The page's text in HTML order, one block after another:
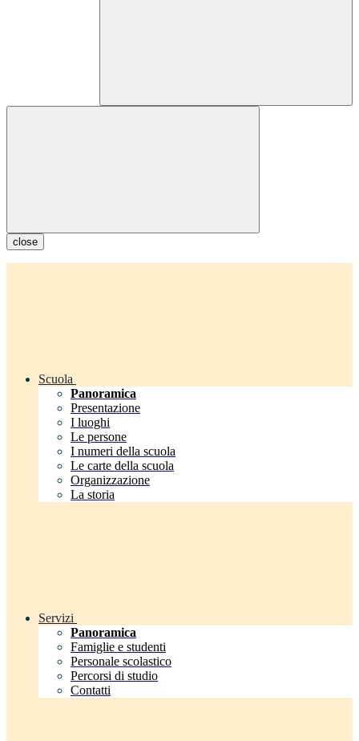
close
Scuola
Panoramica
Presentazione
I luoghi
Le persone
I numeri della scuola
Le carte della scuola
Organizzazione
La storia
Servizi
Panoramica
Famiglie e studenti
Personale scolastico
Percorsi di studio
Contatti